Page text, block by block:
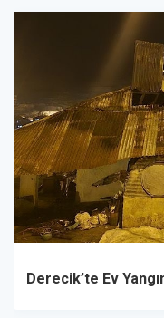
Derecik’te Ev